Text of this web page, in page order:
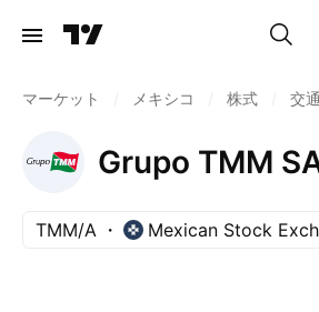
マーケット メキシコ 株式 交
Grupo TMM
TMM/A Mexican Stock